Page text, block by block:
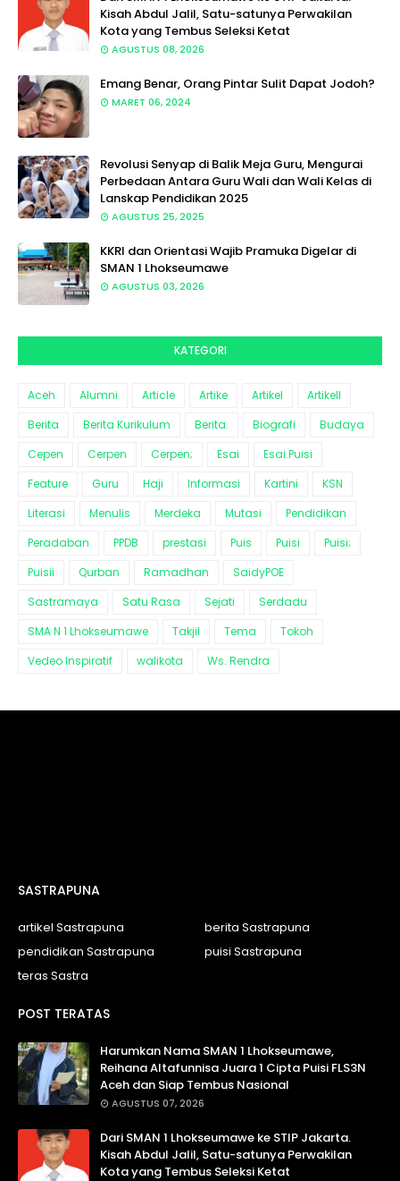
Kisah Abdul Jalil, Satu-satunya Perwakilan
Kota yang Tembus Seleksi Ketat
AGUSTUS 08, 2026
Emang Benar, Orang Pintar Sulit Dapat Jodoh?
MARET 06, 2024
Revolusi Senyap di Balik Meja Guru, Mengurai
Perbedaan Antara Guru Wali dan Wali Kelas di
Lanskap Pendidikan 2025
AGUSTUS 25, 2025
KKRI dan Orientasi Wajib Pramuka Digelar di
SMAN 1 Lhokseumawe
AGUSTUS 03, 2026
KATEGORI
Aceh Alumni Article Artike Artikel
Artikell
Berita
Berita Kurikulum Berita. Biografi
Budaya
Cepen
Cerpen Cerpen; Esai
Esai.Puisi
Feature
Guru Haji Informasi Kartini
KSN
Literasi
Menulis Merdeka Mutasi
Pendidikan
Peradaban
PPDB prestasi Puis Puisi
Puisi;
Puisii
Qurban Ramadhan
SaidyPOE
Sastramaya
Satu Rasa Sejati
Serdadu
SMA N 1 Lhokseumawe
Takjil Tema
Tokoh
Vedeo Inspiratif
walikota Ws. Rendra
SASTRAPUNA
artikel Sastrapuna
berita Sastrapuna
pendidikan Sastrapuna
puisi Sastrapuna
teras Sastra
POST TERATAS
Harumkan Nama SMAN 1 Lhokseumawe,
Reihana Altafunnisa Juara 1 Cipta Puisi FLS3N
Aceh dan Siap Tembus Nasional
AGUSTUS 07, 2026
Dari SMAN 1 Lhokseumawe ke STIP Jakarta.
Kisah Abdul Jalil, Satu-satunya Perwakilan
Kota yang Tembus Seleksi Ketat